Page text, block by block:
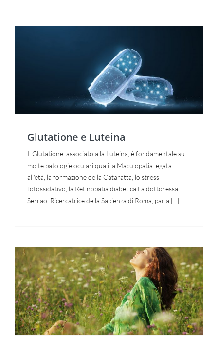
Glutatione e Luteina
Glutatione e Luteina
Il Glutatione, associato alla Luteina, è fondamentale su
molte patologie oculari quali la Maculopatia legata
all'età, la formazione della Cataratta, lo stress
fotossidativo, la Retinopatia diabetica La dottoressa
Serrao, Ricercatrice della Sapienza di Roma, parla [...]
Proprietà ed Efficacia del
Glutatione
Necessari
necessari per
il corretto
funzionamento
del sito web.
la
funzionalità
e la
struttura
del sito
web, in
base
all'utilizzo
del sito
web
stesso.